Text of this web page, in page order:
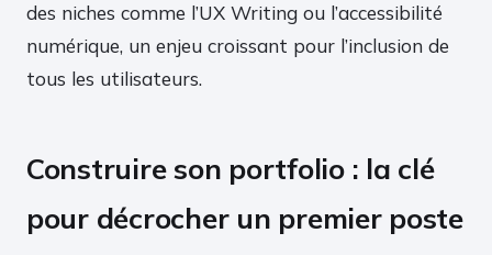
des niches comme l’UX Writing ou l’accessibilité
numérique, un enjeu croissant pour l’inclusion de
tous les utilisateurs.
Construire son portfolio : la clé
pour décrocher un premier poste